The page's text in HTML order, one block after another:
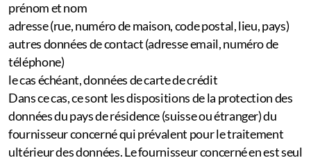
prénom et nom
adresse (rue, numéro de maison, code postal, lieu, pays)
autres données de contact (adresse email, numéro de
téléphone)
le cas échéant, données de carte de crédit
Dans ce cas, ce sont les dispositions de la protection des
données du pays de résidence (suisse ou étranger) du
fournisseur concerné qui prévalent pour le traitement
ultérieur des données. Le fournisseur concerné en est seul